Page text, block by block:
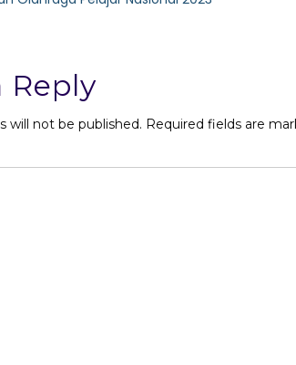
Reply
will not be published. Required fields are